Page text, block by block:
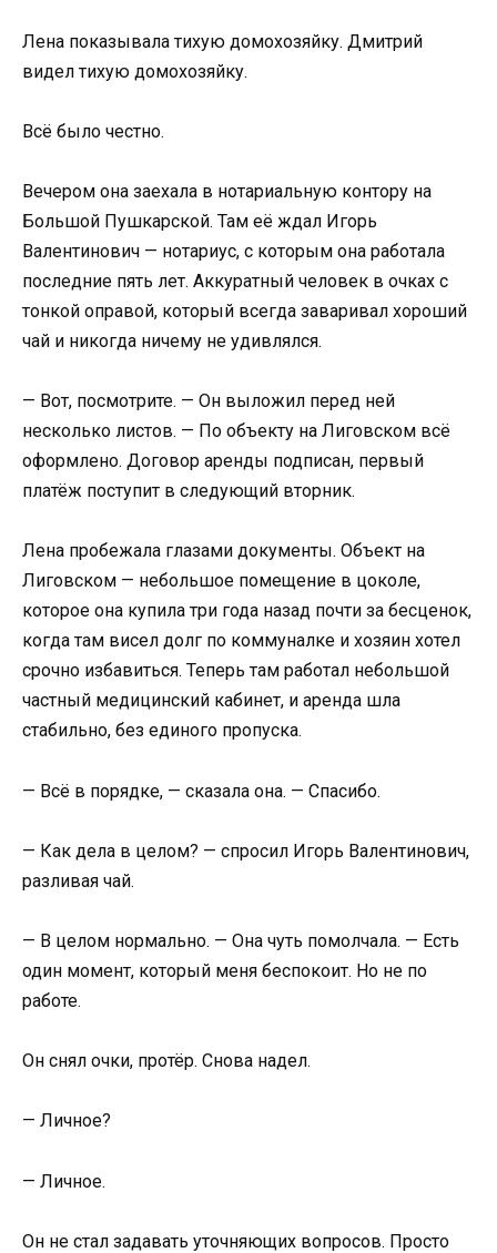
Лена показывала тихую домохозяйку. Дмитрий
видел тихую домохозяйку.
Всё было честно.
Вечером она заехала в нотариальную контору на
Большой Пушкарской. Там её ждал Игорь
Валентинович — нотариус, с которым она работала
последние пять лет. Аккуратный человек в очках с
тонкой оправой, который всегда заваривал хороший
чай и никогда ничему не удивлялся.
— Вот, посмотрите. — Он выложил перед ней
несколько листов. — По объекту на Лиговском всё
оформлено. Договор аренды подписан, первый
платёж поступит в следующий вторник.
Лена пробежала глазами документы. Объект на
Лиговском — небольшое помещение в цоколе,
которое она купила три года назад почти за бесценок,
когда там висел долг по коммуналке и хозяин хотел
срочно избавиться. Теперь там работал небольшой
частный медицинский кабинет, и аренда шла
стабильно, без единого пропуска.
— Всё в порядке, — сказала она. — Спасибо.
— Как дела в целом? — спросил Игорь Валентинович,
разливая чай.
— В целом нормально. — Она чуть помолчала. — Есть
один момент, который меня беспокоит. Но не по
работе.
Он снял очки, протёр. Снова надел.
— Личное?
— Личное.
Он не стал задавать уточняющих вопросов. Просто